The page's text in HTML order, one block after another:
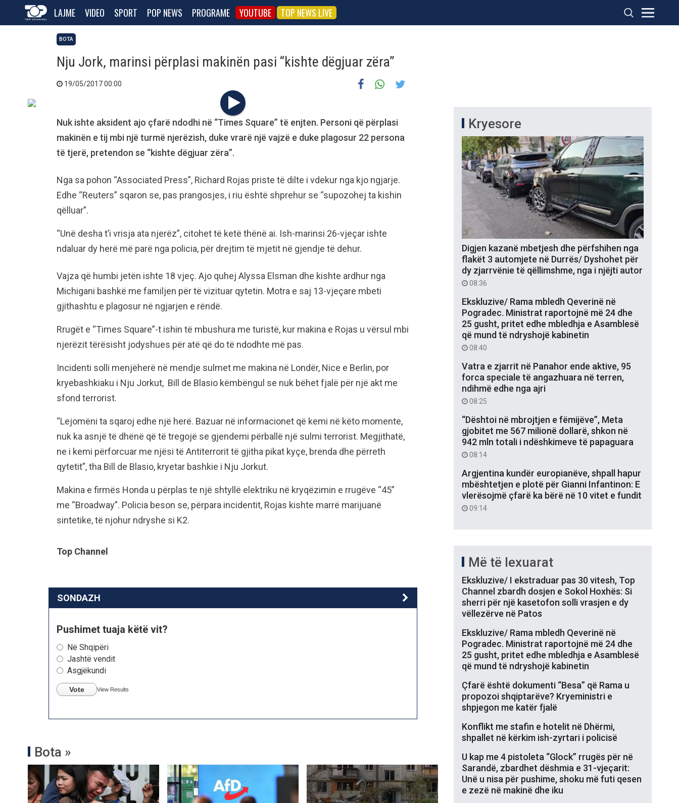
LAJME VIDEO SPORT POP NEWS PROGRAME YOUTUBE TOP NEWS LIVE
BOTA
Nju Jork, marinsi përplasi makinën pasi “kishte dëgjuar zëra”
19/05/2017 00:00
Nuk ishte aksident ajo çfarë ndodhi në “Times Square” të enjten. Personi që përplasi
makinën e tij mbi një turmë njerëzish, duke vrarë një vajzë e duke plagosur 22 persona
të tjerë, pretendon se “kishte dëgjuar zëra”.
Nga sa pohon “Associated Press”, Richard Rojas priste të dilte i vdekur nga kjo ngjarje.
Edhe “Reuters” sqaron se, pas prangosjes, i riu është shprehur se “supozohej ta kishin
qëlluar”.
“Unë desha t’i vrisja ata njerëz”, citohet të ketë thënë ai. Ish-marinsi 26-vjeçar ishte
ndaluar dy herë më parë nga policia, për drejtim të mjetit në gjendje të dehur.
Vajza që humbi jetën ishte 18 vjeç. Ajo quhej Alyssa Elsman dhe kishte ardhur nga
Michigani bashkë me familjen për të vizituar qytetin. Motra e saj 13-vjeçare mbeti
gjithashtu e plagosur në ngjarjen e rëndë.
Rrugët e “Times Square”-t ishin të mbushura me turistë, kur makina e Rojas u vërsul mbi
njerëzit tërësisht jodyshues për atë që do të ndodhte më pas.
Incidenti solli menjëherë në mendje sulmet me makina në Londër, Nice e Berlin, por
kryebashkiaku i Nju Jorkut, Bill de Blasio këmbëngul se nuk bëhet fjalë për një akt me
sfond terrorist.
“Lejomëni ta sqaroj edhe një herë. Bazuar në informacionet që kemi në këto momente,
nuk ka asnjë të dhënë që të tregojë se gjendemi përballë një sulmi terrorist. Megjithatë,
ne i kemi përforcuar me njësi të Antiterrorit të gjitha pikat kyçe, brenda dhe përreth
qytetit”, tha Bill de Blasio, kryetar bashkie i Nju Jorkut.
Makina e firmës Honda u përplas te një shtyllë elektriku në kryqëzimin e rrugëve “45”
me “Broadway”. Policia beson se, përpara incidentit, Rojas kishte marrë marijuanë
sintetike, të njohur ndryshe si K2.
Top Channel
SONDAZH
Pushimet tuaja këtë vit?
Në Shqipëri
Jashtë vendit
Asgjëkundi
Vote View Results
Bota »
Kryesore
Digjen kazanë mbetjesh dhe përfshihen nga
flakët 3 automjete në Durrës/ Dyshohet për
dy zjarrvënie të qëllimshme, nga i njëjti autor
08:36
Ekskluzive/ Rama mbledh Qeverinë në
Pogradec. Ministrat raportojnë më 24 dhe
25 gusht, pritet edhe mbledhja e Asamblesë
që mund të ndryshojë kabinetin
08:40
Vatra e zjarrit në Panahor ende aktive, 95
forca speciale të angazhuara në terren,
ndihmë edhe nga ajri
08:25
“Dështoi në mbrojtjen e fëmijëve”, Meta
gjobitet me 567 milionë dollarë, shkon në
942 mln totali i ndëshkimeve të papaguara
08:14
Argjentina kundër europianëve, shpall hapur
mbështetjen e plotë për Gianni Infantinon: E
vlerësojmë çfarë ka bërë në 10 vitet e fundit
09:14
Më të lexuarat
Ekskluzive/ I ekstraduar pas 30 vitesh, Top
Channel zbardh dosjen e Sokol Hoxhës: Si
sherri për një kasetofon solli vrasjen e dy
vëllezërve në Patos
Ekskluzive/ Rama mbledh Qeverinë në
Pogradec. Ministrat raportojnë më 24 dhe
25 gusht, pritet edhe mbledhja e Asamblesë
që mund të ndryshojë kabinetin
Çfarë është dokumenti “Besa” që Rama u
propozoi shqiptarëve? Kryeministri e
shpjegon me katër fjalë
Konflikt me stafin e hotelit në Dhërmi,
shpallet në kërkim ish-zyrtari i policisë
U kap me 4 pistoleta “Glock” rrugës për në
Sarandë, zbardhet dëshmia e 31-vjeçarit:
Unë u nisa për pushime, shoku më futi qesen
e zezë në makinë dhe iku